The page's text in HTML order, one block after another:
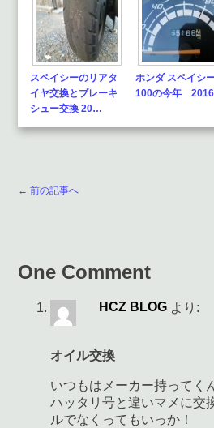
スペイシーのリアタ
イヤ交換とブレーキ
シュー交換 20…
ホンダ スペイシ
100の今年 2016
← 前の記事へ
One Comment
HCZ BLOG より:
オイル交換
いつもはメーカー持ってく
ハッタリ号と違いマメに交
ルでなくってもいっか！